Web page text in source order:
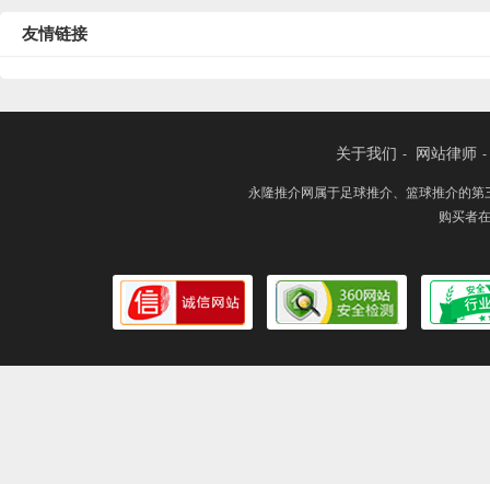
友情链接
关于我们 - 网站律师 -
永隆推介网属于足球推介、篮球推介的
购买者